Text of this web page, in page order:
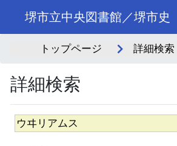
堺市立中央図書館／堺市史
トップページ 詳細検索
詳細検索